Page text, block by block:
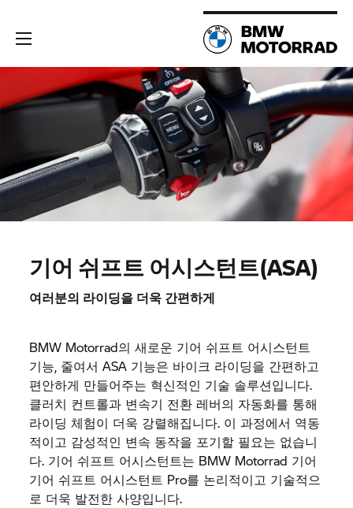
기어 쉬프트 어시스턴트(ASA)
여러분의 라이딩을 더욱 간편하게
BMW Motorrad의 새로운 기어 쉬프트 어시스턴트
기능, 줄여서 ASA 기능은 바이크 라이딩을 간편하고
편안하게 만들어주는 혁신적인 기술 솔루션입니다.
클러치 컨트롤과 변속기 전환 레버의 자동화를 통해
라이딩 체험이 더욱 강렬해집니다. 이 과정에서 역동
적이고 감성적인 변속 동작을 포기할 필요는 없습니
다. 기어 쉬프트 어시스턴트는 BMW Motorrad 기어
기어 쉬프트 어시스턴트 Pro를 논리적이고 기술적으
로 더욱 발전한 사양입니다.